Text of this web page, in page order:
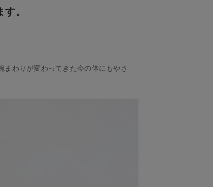
。
まわりが変わってきた今の体にもやさ